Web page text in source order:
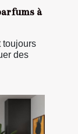
à
toujours
des